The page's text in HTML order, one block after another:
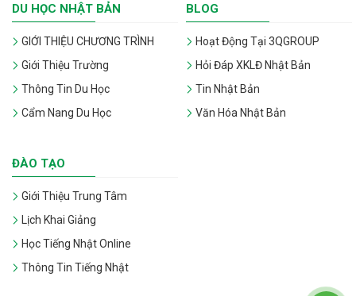
DU HỌC NHẬT BẢN
GIỚI THIỆU CHƯƠNG TRÌNH
Giới Thiệu Trường
Thông Tin Du Học
Cẩm Nang Du Học
BLOG
Hoạt Động Tại 3QGROUP
Hỏi Đáp XKLĐ Nhật Bản
Tin Nhật Bản
Văn Hóa Nhật Bản
ĐÀO TẠO
Giới Thiệu Trung Tâm
Lịch Khai Giảng
Học Tiếng Nhật Online
Thông Tin Tiếng Nhật